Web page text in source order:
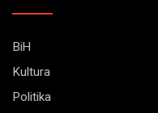
BiH
Kultura
Politika